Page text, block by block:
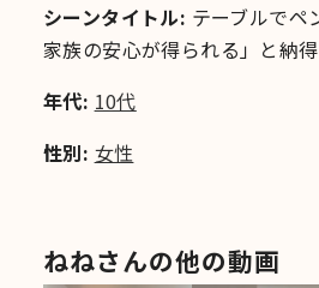
シーンタイトル: テーブルでペ
家族の安心が得られる」と納
年代: 10代
性別: 女性
ねねさんの他の動画